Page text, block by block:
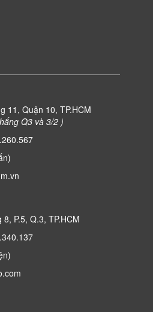
11, Quận 10, TP.HCM
Q3 và 3/2 )
P.5, Q.3, TP.HCM